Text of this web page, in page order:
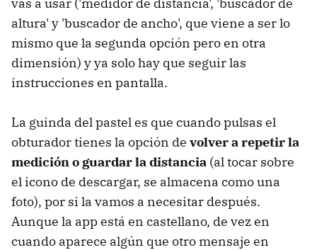
altura' y 'buscador de ancho', que viene a ser lo
mismo que la segunda opción pero en otra
dimensión) y ya solo hay que seguir las
instrucciones en pantalla.
La guinda del pastel es que cuando pulsas el
obturador tienes la opción de volver a repetir la
medición o guardar la distancia (al tocar sobre
el icono de descargar, se almacena como una
foto), por si la vamos a necesitar después.
Aunque la app está en castellano, de vez en
cuando aparece algún que otro mensaje en